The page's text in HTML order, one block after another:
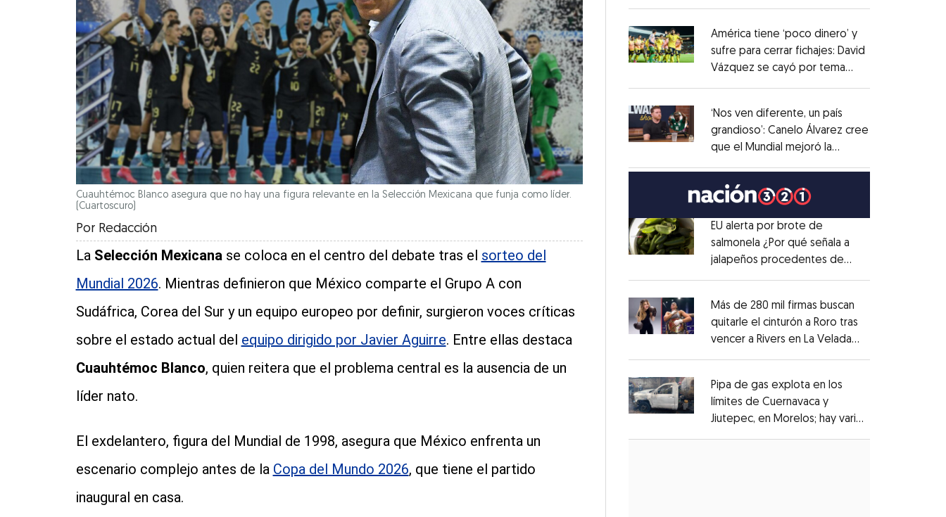
Cuauhtémoc Blanco asegura que no hay una figura relevante en la Selección Mexicana que funja como líder.
(Cuartoscuro)
Por Redacción
La Selección Mexicanase coloca en el centro del debate tras el sorteo del
Mundial 2026. Mientras definieron que México comparte el Grupo A con
Sudáfrica, Corea del Sur y un equipo europeo por definir, surgieron voces críticas
sobre el estado actual del equipo dirigido por Javier Aguirre. Entre ellas destaca
Cuauhtémoc Blanco, quien reitera que el problema central es la ausencia de un
líder nato.
El exdelantero, figura del Mundial de 1998, asegura que México enfrenta un
escenario complejo antes de la Copa del Mundo 2026, que tiene el partido
inaugural en casa.
Opens in new window
América tiene ‘poco dinero’ y
sufre para cerrar fichajes: David
Vázquez se cayó por tema
Opens in new window
‘Nos ven diferente, un país
grandioso’: Canelo Álvarez cree
que el Mundial mejoró la
Opens in new window
EU alerta por brote de
salmonela ¿Por qué señala a
jalapeños procedentes de
Opens in new window
Más de 280 mil firmas buscan
quitarle el cinturón a Roro tras
vencer a Rivers en La Velada
Opens in new window
Pipa de gas explota en los
límites de Cuernavaca y
Jiutepec, en Morelos; hay varios